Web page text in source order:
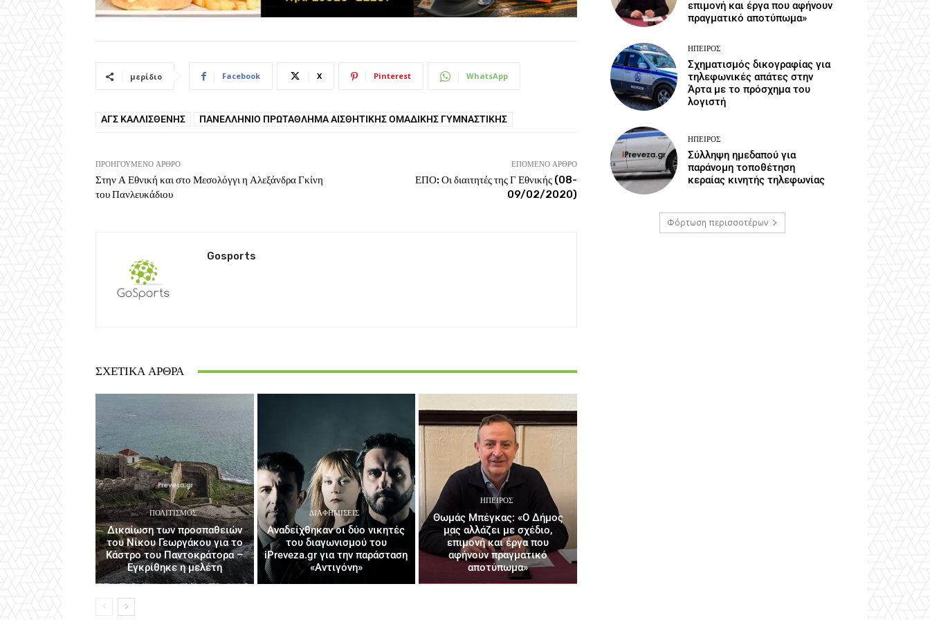
μερίδιο Facebook X Pinterest WhatsApp
ΑΓΣ ΚΑΛΛΙΣΘΈΝΗΣ ΠΑΝΕΛΛΉΝΙΟ ΠΡΩΤΆΘΛΗΜΑ ΑΙΣΘΗΤΙΚΉΣ ΟΜΑΔΙΚΉΣ ΓΥΜΝΑΣΤΙΚΉΣ
ΠΡΟΗΓΟΎΜΕΝΟ ΆΡΘΡΟ
Στην Α Εθνική και στο Μεσολόγγι η Αλεξάνδρα Γκίνη
του Πανλευκάδιου
ΕΠΌΜΕΝΟ ΆΡΘΡΟ
ΕΠΟ: Οι διαιτητές της Γ Εθνικής (08-
09/02/2020)
Gosports
ΣΧΕΤΙΚΆ ΆΡΘΡΑ
ΠΟΛΙΤΙΣΜΌΣ
Δικαίωση των προσπαθειών
του Νίκου Γεωργάκου για το
Κάστρο του Παντοκράτορα –
Εγκρίθηκε η μελέτη
ΔΙΑΦΗΜΊΣΕΙΣ
Αναδείχθηκαν οι δύο νικητές
του διαγωνισμού του
iPreveza.gr για την παράσταση
«Αντιγόνη»
ΉΠΕΙΡΟΣ
Θωμάς Μπέγκας: «Ο Δήμος
μας αλλάζει με σχέδιο,
επιμονή και έργα που
αφήνουν πραγματικό
αποτύπωμα»
επιμονή και έργα που αφήνουν
πραγματικό αποτύπωμα»
ΉΠΕΙΡΟΣ
Σχηματισμός δικογραφίας για
τηλεφωνικές απάτες στην
Άρτα με το πρόσχημα του
λογιστή
ΉΠΕΙΡΟΣ
Σύλληψη ημεδαπού για
παράνομη τοποθέτηση
κεραίας κινητής τηλεφωνίας
Φόρτωση περισσοτέρων